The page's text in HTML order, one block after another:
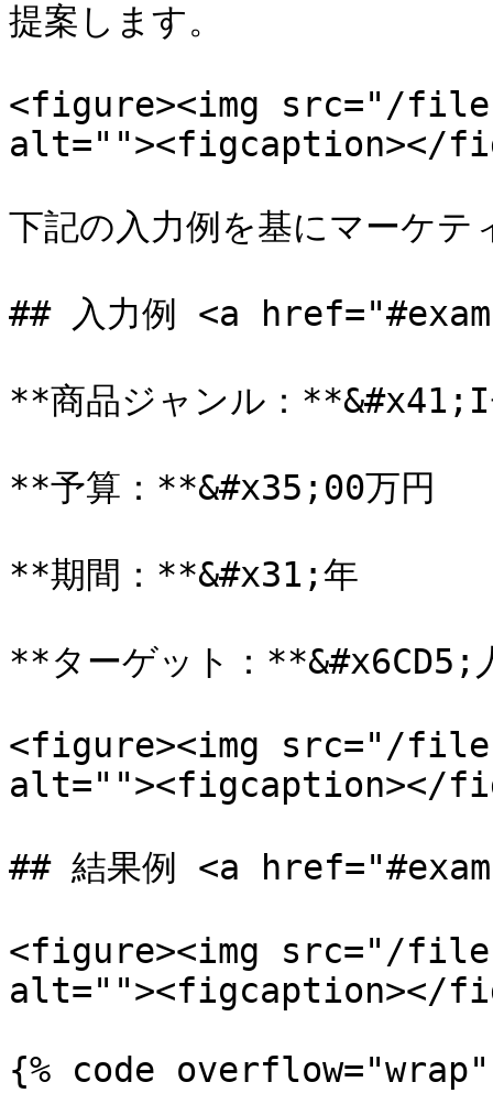
提案します。
<figure><img src="/files/
alt=""><figcaption></
下記の入力例を基にマーケ
## 入力例 <a
**商品ジャンル：**&#x41;I
**予算：**&#x35;00万円
**期間：**&#x31;年
**ターゲット：**&#x6CD5;
<figure><img src="/
alt=""><figcaption></
## 結果例 <a
<figure><img src="/files/
alt=""><figcaption></
{% code